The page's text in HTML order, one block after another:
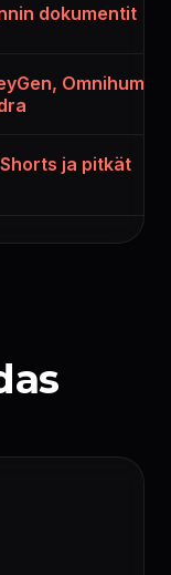
dokumentit
Omnihuman,
ja pitkät